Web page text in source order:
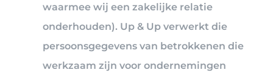
waarmee wij een zakelijke relatie
onderhouden). Up & Up verwerkt die
persoonsgegevens van betrokkenen die
werkzaam zijn voor ondernemingen